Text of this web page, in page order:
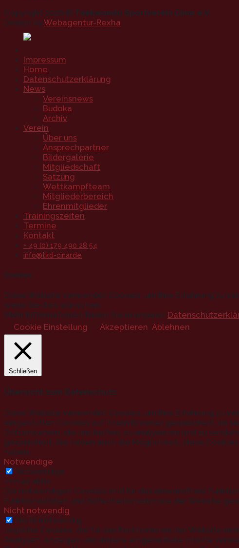
Copyright 2026 © Taekwondo Sportverein Cinar e.V.
Design byWebagentur-Rexha
Impressum
Home
Datenschutzerklärung
News
Vereinsnews
Budoka
Archiv
Verein
Über uns
Ansprechpartner
Bildergalerie
Mitgliedschaft
Satzung
Wettkampfteam
Mitgliederbereich
Ehrenmitglieder
Trainingszeiten
Termine
Kontakt
+ 49 (0) 179 490 28 54
info@tkd-cinar.de
Cookies
Diese Website verwendet Cookies, um Ihre Erfahrung zu
wenn Sie dies wünschen.
Mehr Informationen finden Sie in unseren
Cookie Einstellung
Akzeptieren Ablehnen
Schließen
Übersicht zum Datenschutz
Diese Website verwendet Cookies, um Ihre Erfahrung zu
eingestuften Cookies auf Ihrem Browser gespeichert, da
Drittanbietern, die uns helfen, zu analysieren und zu
gespeichert. Sie haben auch die Möglichkeit, diese
haben.
Notwendige
Notwendige
immer aktiv
Die notwendigen Cookies sind für das einwandfreie
Funktionalitäten und Sicherheitsmerkmale der Website
Nicht notwendig
Nicht notwendig
Jegliche Cookies, die für das Funktionieren der Website
Analysen, Anzeigen und andere eingebettete Inhalte